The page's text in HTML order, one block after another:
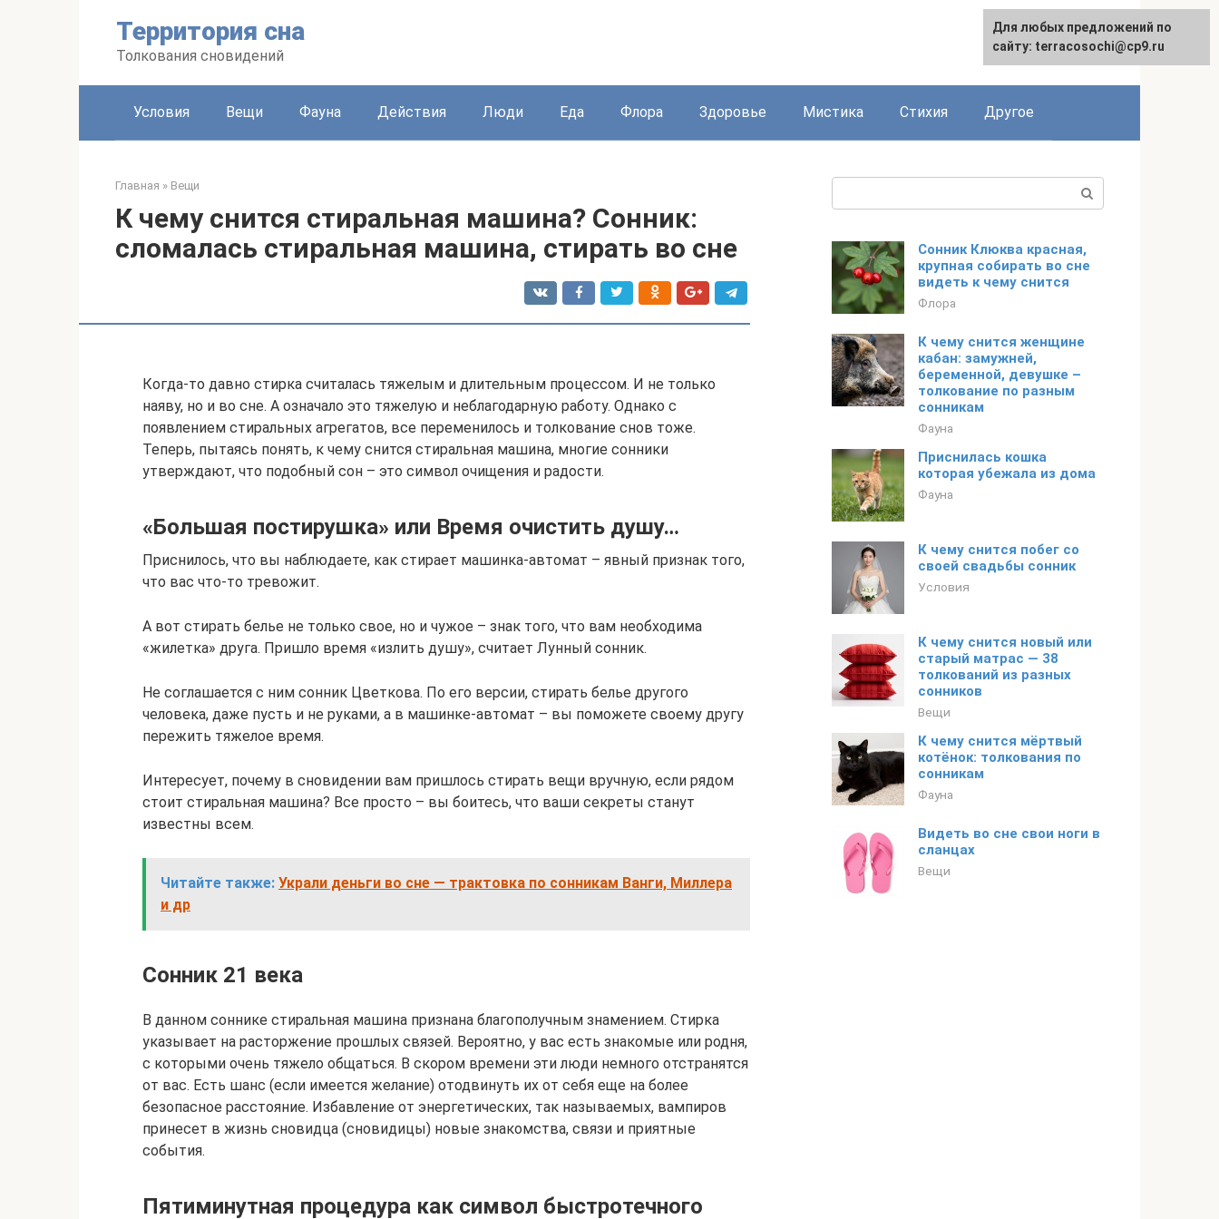
Территория сна
Толкования сновидений
Условия Вещи Фауна Действия Люди Еда Флора Здоровье Мистика Стихия Другое
Главная » Вещи
К чему снится стиральная машина? Сонник:
сломалась стиральная машина, стирать во сне
Когда-то давно стирка считалась тяжелым и длительным процессом. И не только
наяву, но и во сне. А означало это тяжелую и неблагодарную работу. Однако с
появлением стиральных агрегатов, все переменилось и толкование снов тоже.
Теперь, пытаясь понять, к чему снится стиральная машина, многие сонники
утверждают, что подобный сон – это символ очищения и радости.
«Большая постирушка» или Время очистить душу…
Приснилось, что вы наблюдаете, как стирает машинка-автомат – явный признак того,
что вас что-то тревожит.
А вот стирать белье не только свое, но и чужое – знак того, что вам необходима
«жилетка» друга. Пришло время «излить душу», считает Лунный сонник.
Не соглашается с ним сонник Цветкова. По его версии, стирать белье другого
человека, даже пусть и не руками, а в машинке-автомат – вы поможете своему другу
пережить тяжелое время.
Интересует, почему в сновидении вам пришлось стирать вещи вручную, если рядом
стоит стиральная машина? Все просто – вы боитесь, что ваши секреты станут
известны всем.
Читайте также: Украли деньги во сне — трактовка по сонникам Ванги, Миллера
и др
Сонник 21 века
В данном соннике стиральная машина признана благополучным знамением. Стирка
указывает на расторжение прошлых связей. Вероятно, у вас есть знакомые или родня,
с которыми очень тяжело общаться. В скором времени эти люди немного отстранятся
от вас. Есть шанс (если имеется желание) отодвинуть их от себя еще на более
безопасное расстояние. Избавление от энергетических, так называемых, вампиров
принесет в жизнь сновидца (сновидицы) новые знакомства, связи и приятные
события.
Пятиминутная процедура как символ быстротечного
Сонник Клюква красная,
крупная собирать во сне
видеть к чему снится
Флора
К чему снится женщине
кабан: замужней,
беременной, девушке –
толкование по разным
сонникам
Фауна
Приснилась кошка
которая убежала из дома
Фауна
К чему снится побег со
своей свадьбы сонник
Условия
К чему снится новый или
старый матрас — 38
толкований из разных
сонников
Вещи
К чему снится мёртвый
котёнок: толкования по
сонникам
Фауна
Видеть во сне свои ноги в
сланцах
Вещи
Для любых предложений по
сайту: terracosochi@cp9.ru